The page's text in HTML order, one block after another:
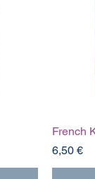
French
Prix
6,50 €